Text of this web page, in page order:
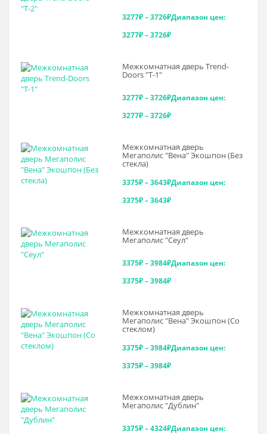
3277₽–3726₽Диапазон цен:
3277₽ – 3726₽
Межкомнатная дверь Trend-
Doоrs "Т-1"
3277₽–3726₽Диапазон цен:
3277₽ – 3726₽
Межкомнатная дверь
Мегаполис "Вена" Экошпон (Без
стекла)
3375₽–3643₽Диапазон цен:
3375₽ – 3643₽
Межкомнатная дверь
Мегаполис "Сеул"
3375₽–3984₽Диапазон цен:
3375₽ – 3984₽
Межкомнатная дверь
Мегаполис "Вена" Экошпон (Со
стеклом)
3375₽–3984₽Диапазон цен:
3375₽ – 3984₽
Межкомнатная дверь
Мегаполис "Дублин"
3375₽–4324₽Диапазон цен: